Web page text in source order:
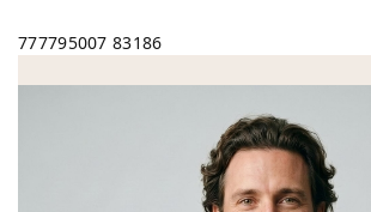
777795007 83186